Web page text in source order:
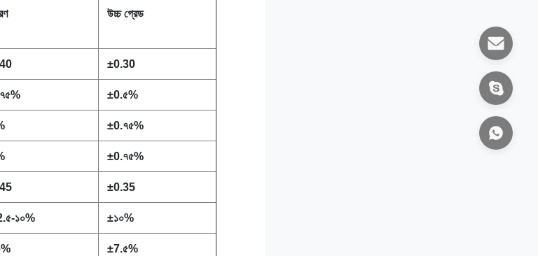
উচ্চ গ্রেড
±0.30
±0.৫%
±0.৭৫%
±0.৭৫%
±0.35
১০% ±১০%
±7.৫%